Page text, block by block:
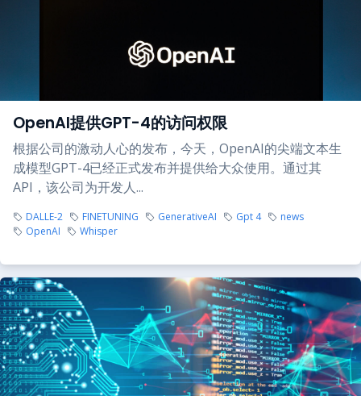
OpenAI提供GPT-4的访问权限
根据公司的激动人心的发布，今天，OpenAI的尖端文本生
成模型GPT-4已经正式发布并提供给大众使用。通过其
API，该公司为开发人...
DALLE-2 FINETUNING GenerativeAI Gpt 4
news
OpenAI
Whisper